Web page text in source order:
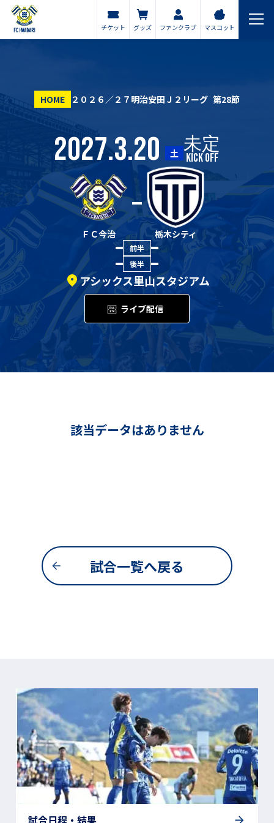
チケット グッズ ファンクラブ マスコット
HOME ２０２６／２７明治安田Ｊ２リーグ 第28節
2027.3.20 土 未定
KICK OFF
ＦＣ今治 栃木シティ
前半
後半
アシックス里山スタジアム
ライブ配信
試合一覧へ戻る
試合日程・結果